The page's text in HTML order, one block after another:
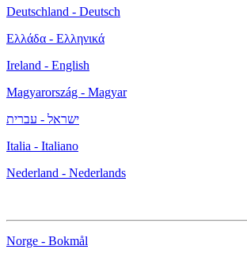
Deutschland - Deutsch
Ελλάδα - Ελληνικά
Ireland - English
Magyarország - Magyar
ישראל - עברית
Italia - Italiano
Nederland - Nederlands
Norge - Bokmål